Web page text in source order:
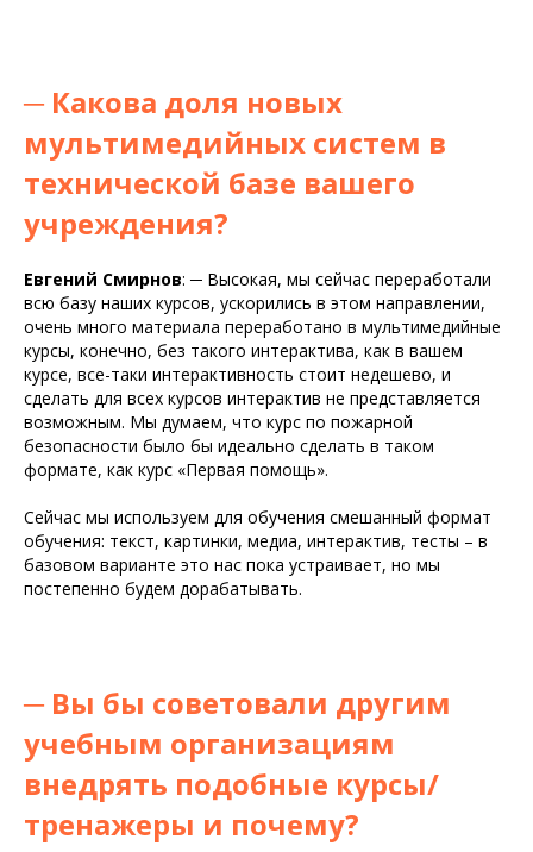
─ Какова доля новых
мультимедийных систем в
технической базе вашего
учреждения?
Евгений Смирнов: ─ Высокая, мы сейчас переработали
всю базу наших курсов, ускорились в этом направлении,
очень много материала переработано в мультимедийные
курсы, конечно, без такого интерактива, как в вашем
курсе, все-таки интерактивность стоит недешево, и
сделать для всех курсов интерактив не представляется
возможным. Мы думаем, что курс по пожарной
безопасности было бы идеально сделать в таком
формате, как курс «Первая помощь».
Сейчас мы используем для обучения смешанный формат
обучения: текст, картинки, медиа, интерактив, тесты – в
базовом варианте это нас пока устраивает, но мы
постепенно будем дорабатывать.
─ Вы бы советовали другим
учебным организациям
внедрять подобные курсы/
тренажеры и почему?